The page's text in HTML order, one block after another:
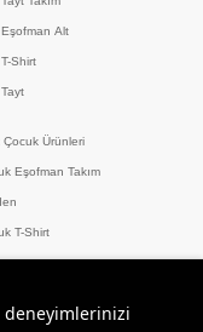
Eşofman Alt
Shirt
Çocuk Ürünleri
Eşofman Takım
T-Shirt